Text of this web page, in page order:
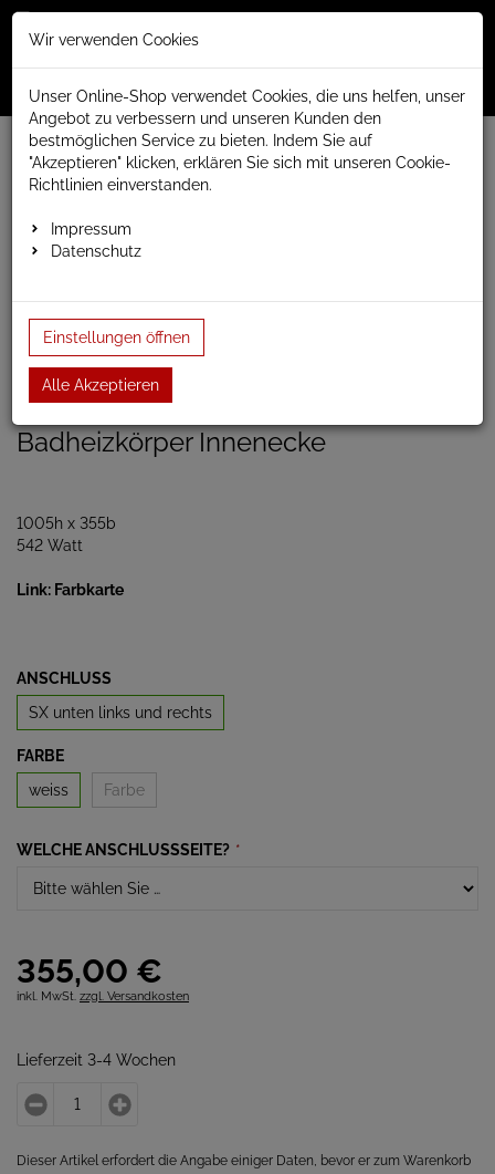
Menü
Weiter einkaufen www.anapont.eu
Badheizkörper
Design Badheizkörper
1005h x 350b
Einloggen und Bewertung schreiben
Artikel-Nummer:
Badheizkörper Innenecke
1005h x 355b
542 Watt
Link: Farbkarte
ANSCHLUSS
SX unten links und rechts
FARBE
weiss
Farbe
WELCHE ANSCHLUSSSEITE? *
355,00 €
inkl. MwSt. zzgl. Versandkosten
Lieferzeit 3-4 Wochen
Dieser Artikel erfordert die Angabe einiger Daten, bevor er zum Warenkorb
Wir verwenden Cookies
Unser Online-Shop verwendet Cookies, die uns helfen, unser
Angebot zu verbessern und unseren Kunden den
bestmöglichen Service zu bieten. Indem Sie auf
"Akzeptieren" klicken, erklären Sie sich mit unseren Cookie-
Richtlinien einverstanden.
Impressum
Datenschutz
Einstellungen öffnen
Alle Akzeptieren